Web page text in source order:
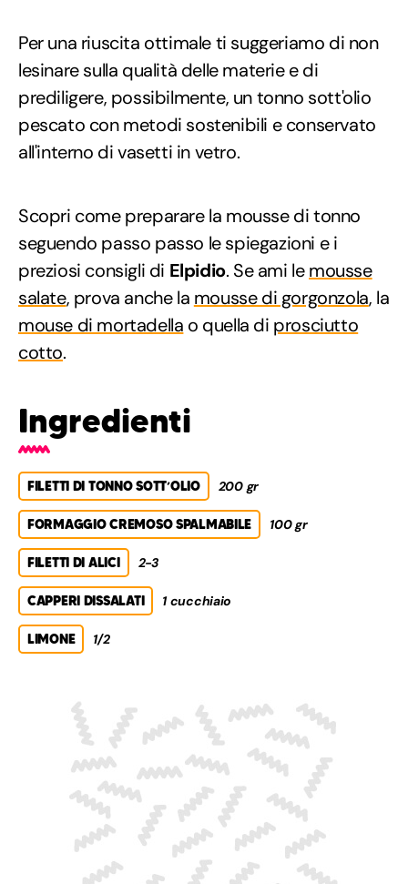
Per una riuscita ottimale ti suggeriamo di non
lesinare sulla qualità delle materie e di
prediligere, possibilmente, un tonno sott'olio
pescato con metodi sostenibili e conservato
all'interno di vasetti in vetro.
Scopri come preparare la mousse di tonno
seguendo passo passo le spiegazioni e i
preziosi consigli di Elpidio. Se ami lemousse
salate, prova anche la mousse di gorgonzola, la
mouse di mortadella o quella di prosciutto
cotto.
Ingredienti
FILETTI DI TONNO SOTT’OLIO 200 gr
FORMAGGIO CREMOSO SPALMABILE 100 gr
FILETTI DI ALICI 2-3
CAPPERI DISSALATI 1 cucchiaio
LIMONE 1/2